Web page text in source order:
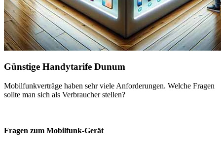
Günstige Handytarife Dunum
Mobilfunkverträge haben sehr viele Anforderungen. Welche Fragen
sollte man sich als Verbraucher stellen?
Fragen zum Mobilfunk-Gerät